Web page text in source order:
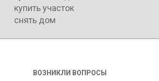
купить участок
снять дом
ВОЗНИКЛИ ВОПРОСЫ